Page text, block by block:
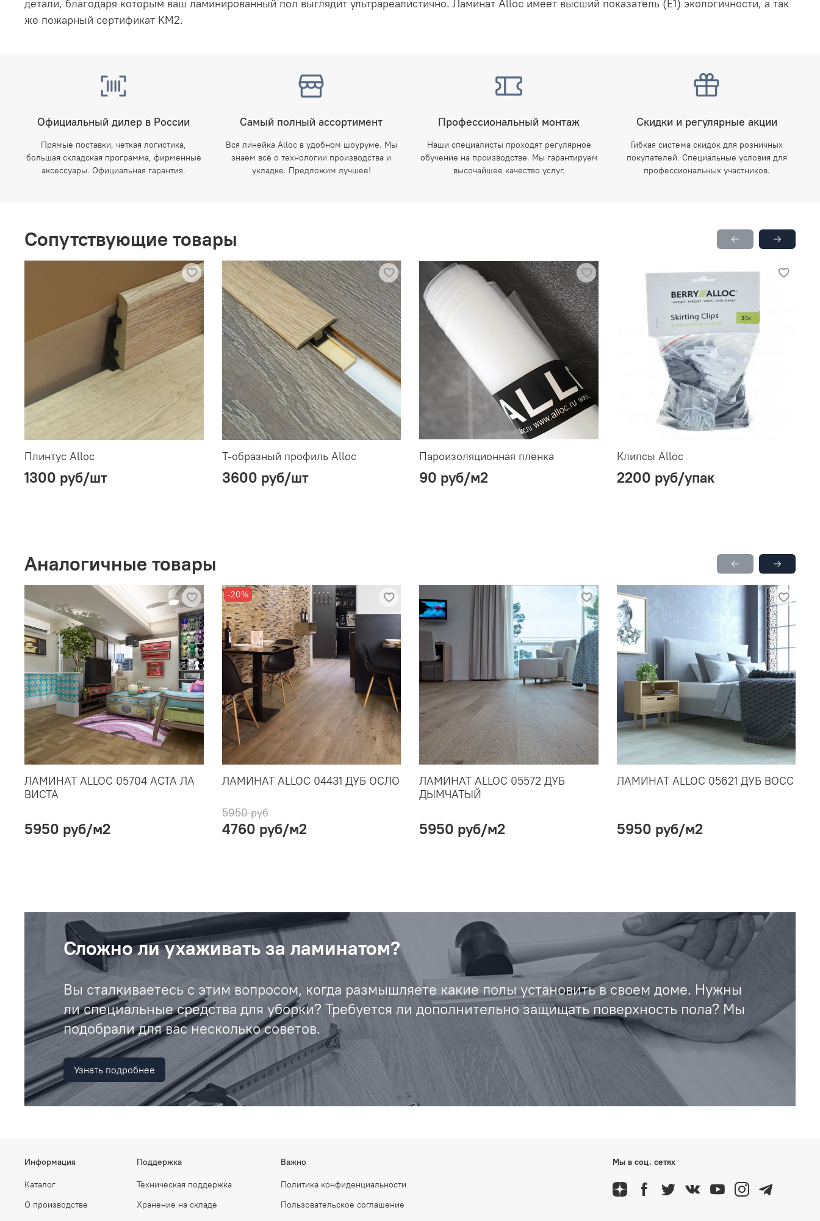
детали, благодаря которым ваш ламинированный пол выглядит ультрареалистично. Ламинат Alloc имеет высший показатель (E1) экологичности, а так
же пожарный сертификат KM2.
Официальный дилер в России
Прямые поставки, четкая логистика,
большая складская программа, фирменные
аксессуары. Официальная гарантия.
Самый полный ассортимент
Вся линейка Alloc в удобном шоуруме. Мы
знаем всё о технологии производства и
укладке. Предложим лучшее!
Профессиональный монтаж
Наши специалисты проходят регулярное
обучение на производстве. Мы гарантируем
высочайшее качество услуг.
Скидки и регулярные акции
Гибкая система скидок для розничных
покупателей. Специальные условия для
профессиональных участников.
Сопутствующие товары
Плинтус Alloc
1300 руб/шт
Т-образный профиль Alloc
3600 руб/шт
Пароизоляционная пленка
90 руб/м2
Клипсы Alloc
2200 руб/упак
Аналогичные товары
ЛАМИНАТ ALLOC 05704 АСТА ЛА
ВИСТА
5950 руб/м2
-20%
ЛАМИНАТ ALLOC 04431 ДУБ ОСЛО
5950 руб
4760 руб/м2
ЛАМИНАТ ALLOC 05572 ДУБ
ДЫМЧАТЫЙ
5950 руб/м2
ЛАМИНАТ ALLOC 05621 ДУБ ВОСС
5950 руб/м2
Сложно ли ухаживать за ламинатом?
Вы сталкиваетесь с этим вопросом, когда размышляете какие полы установить в своем доме. Нужны
ли специальные средства для уборки? Требуется ли дополнительно защищать поверхность пола? Мы
подобрали для вас несколько советов.
Узнать подробнее
Информация
Каталог
О производстве
Поддержка
Техническая поддержка
Хранение на складе
Важно
Политика конфиденциальности
Пользовательское соглашение
Мы в соц. сетях